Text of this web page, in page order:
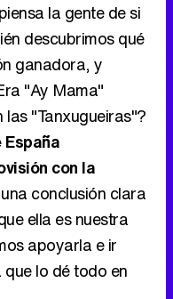
la gente de si
descubrimos qué
ganadora, y
"Ay Mama"
"Tanxugueiras"?
España
con la
conclusión clara
ella es nuestra
apoyarla e ir
lo dé todo en